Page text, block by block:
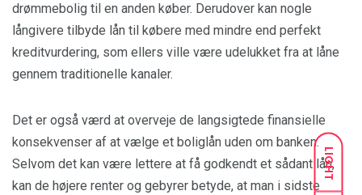
LIGHT
drømmebolig til en anden køber. Derudover kan nogle
långivere tilbyde lån til købere med mindre end perfekt
kreditvurdering, som ellers ville være udelukket fra at låne
gennem traditionelle kanaler.
Det er også værd at overveje de langsigtede finansielle
konsekvenser af at vælge et boliglån uden om banken.
Selvom det kan være lettere at få godkendt et sådant lån,
kan de højere renter og gebyrer betyde, at man i sidste